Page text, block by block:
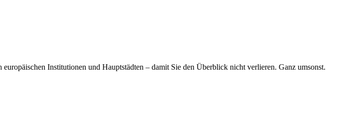
Institutionen und Hauptstädten – damit Sie den Überblick nicht verlieren. Ganz umsonst.